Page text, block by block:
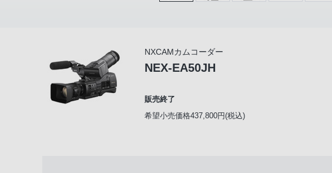
NXCAMカムコーダー
NEX-EA50JH
販売終了
希望小売価格437,800円(税込)